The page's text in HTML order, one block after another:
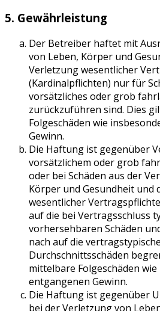
5. Gewährleistung
Der Betreiber haftet mit
von Leben, Körper und
Verletzung wesentlicher
(Kardinalpflichten) nur für
vorsätzliches oder grob
zurückzuführen sind. Dies
Folgeschäden wie
Gewinn.
Die Haftung ist gegenüber
vorsätzlichem oder grob
oder bei Schäden aus der
Körper und Gesundheit und
wesentlicher
auf die bei Vertragsschluss
vorhersehbaren Schäden
nach auf die
Durchschnittsschäden
mittelbare Folgeschäden
entgangenen Gewinn.
Die Haftung ist gegenüber
bei der Verletzung von